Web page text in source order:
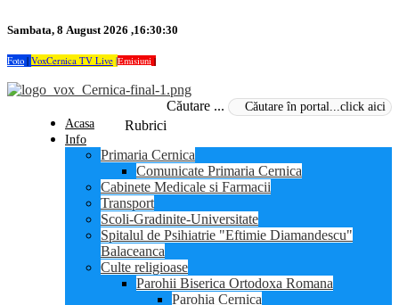
Sambata, 8 August 2026 ,16:30:30
Foto | VoxCernica TV Live |Emisiuni |
Căutare ...
Rubrici
Acasa
Info
Primaria Cernica
Comunicate Primaria Cernica
Cabinete Medicale si Farmacii
Transport
Scoli-Gradinite-Universitate
Spitalul de Psihiatrie "Eftimie Diamandescu"
Balaceanca
Culte religioase
Parohii Biserica Ortodoxa Romana
Parohia Cernica